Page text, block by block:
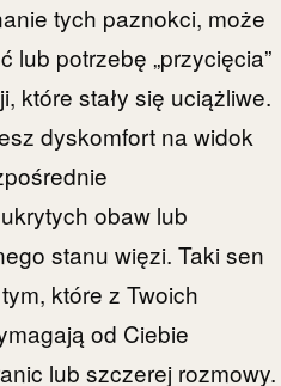
tych paznokci, może
lub potrzebę „przycięcia”
które stały się uciążliwe.
dyskomfort na widok
obaw lub
stanu więzi. Taki sen
które z Twoich
od Ciebie
lub szczerej rozmowy.